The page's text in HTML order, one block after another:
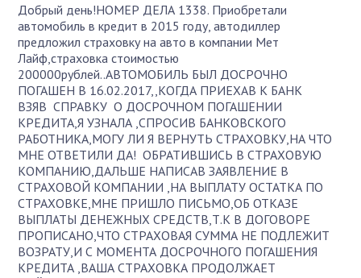
Добрый день!НОМЕР ДЕЛА 1338. Приобретали
автомобиль в кредит в 2015 году, автодиллер
предложил страховку на авто в компании Мет
Лайф,страховка стоимостью
200000рублей..АВТОМОБИЛЬ БЫЛ ДОСРОЧНО
ПОГАШЕН В 16.02.2017,,КОГДА ПРИЕХАВ К БАНК
ВЗЯВ СПРАВКУ О ДОСРОЧНОМ ПОГАШЕНИИ
КРЕДИТА,Я УЗНАЛА ,СПРОСИВ БАНКОВСКОГО
РАБОТНИКА,МОГУ ЛИ Я ВЕРНУТЬ СТРАХОВКУ,НА ЧТО
МНЕ ОТВЕТИЛИ ДА! ОБРАТИВШИСЬ В СТРАХОВУЮ
КОМПАНИЮ,ДАЛЬШЕ НАПИСАВ ЗАЯВЛЕНИЕ В
СТРАХОВОЙ КОМПАНИИ ,НА ВЫПЛАТУ ОСТАТКА ПО
СТРАХОВКЕ,МНЕ ПРИШЛО ПИСЬМО,ОБ ОТКАЗЕ
ВЫПЛАТЫ ДЕНЕЖНЫХ СРЕДСТВ,Т.К В ДОГОВОРЕ
ПРОПИСАНО,ЧТО СТРАХОВАЯ СУММА НЕ ПОДЛЕЖИТ
ВОЗРАТУ,И С МОМЕНТА ДОСРОЧНОГО ПОГАШЕНИЯ
КРЕДИТА ,ВАША СТРАХОВКА ПРОДОЛЖАЕТ